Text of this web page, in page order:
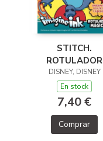
STITCH.
ROTULADOR
MÁGICO
DISNEY, DISNEY
En stock
7,40 €
Comprar